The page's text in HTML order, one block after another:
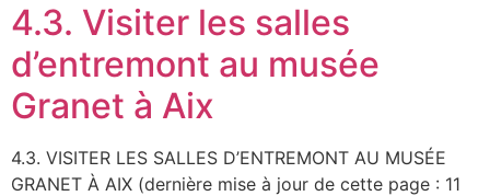
4.3. Visiter les salles
d’entremont au musée
Granet à Aix
4.3. VISITER LES SALLES D’ENTREMONT AU MUSÉE
GRANET À AIX (dernière mise à jour de cette page : 11